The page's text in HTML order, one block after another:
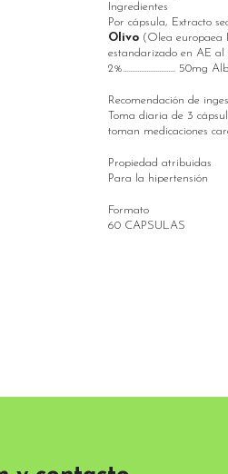
Ingredientes
Por cápsula, Extracto
Olivo (Olea europaea
estandarizado en AE al 2%
2%............................. 50mg
Recomendación de
Toma diaria de 3
toman medicaciones
Propiedad atribuidas
Para la hipertensión
Formato
60 CAPSULAS